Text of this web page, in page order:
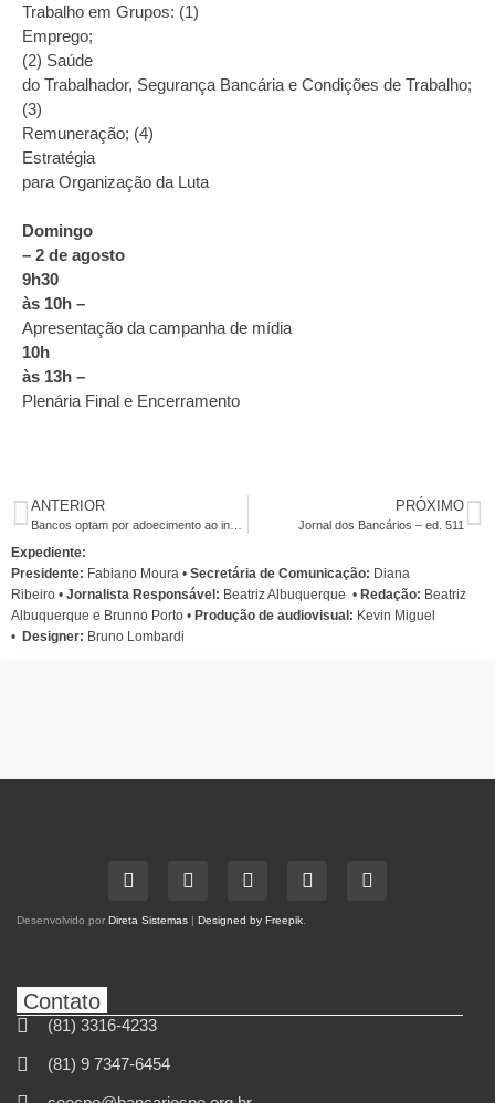
Trabalho em Grupos: (1)
Emprego;
(2) Saúde
do Trabalhador, Segurança Bancária e Condições de Trabalho;
(3)
Remuneração; (4)
Estratégia
para Organização da Luta
Domingo
– 2 de agosto
9h30
às 10h –
Apresentação da campanha de mídia
10h
às 13h –
Plenária Final e Encerramento
ANTERIOR PRÓXIMO
Jornal dos Bancários – ed. 511
Expediente:
Presidente: Fabiano Moura • Secretária de Comunicação: Diana
Ribeiro • Jornalista Responsável: Beatriz Albuquerque • Redação: Beatriz
Albuquerque e Brunno Porto • Produção de audiovisual: Kevin Miguel
• Designer: Bruno Lombardi
Desenvolvido por Direta Sistemas | Designed by Freepik
Contato
(81) 3316-4233
(81) 9 7347-6454